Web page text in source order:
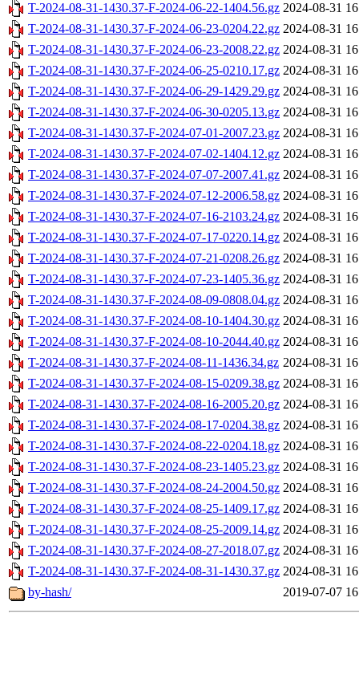
T-2024-08-31-1430.37-F-2024-06-22-1404.56.gz 2024-08-31
T-2024-08-31-1430.37-F-2024-06-23-0204.22.gz 2024-08-31
T-2024-08-31-1430.37-F-2024-06-23-2008.22.gz 2024-08-31
T-2024-08-31-1430.37-F-2024-06-25-0210.17.gz 2024-08-31
T-2024-08-31-1430.37-F-2024-06-29-1429.29.gz 2024-08-31
T-2024-08-31-1430.37-F-2024-06-30-0205.13.gz 2024-08-31
T-2024-08-31-1430.37-F-2024-07-01-2007.23.gz 2024-08-31
T-2024-08-31-1430.37-F-2024-07-02-1404.12.gz 2024-08-31
T-2024-08-31-1430.37-F-2024-07-07-2007.41.gz 2024-08-31
T-2024-08-31-1430.37-F-2024-07-12-2006.58.gz 2024-08-31
T-2024-08-31-1430.37-F-2024-07-16-2103.24.gz 2024-08-31
T-2024-08-31-1430.37-F-2024-07-17-0220.14.gz 2024-08-31
T-2024-08-31-1430.37-F-2024-07-21-0208.26.gz 2024-08-31
T-2024-08-31-1430.37-F-2024-07-23-1405.36.gz 2024-08-31
T-2024-08-31-1430.37-F-2024-08-09-0808.04.gz 2024-08-31
T-2024-08-31-1430.37-F-2024-08-10-1404.30.gz 2024-08-31
T-2024-08-31-1430.37-F-2024-08-10-2044.40.gz 2024-08-31
T-2024-08-31-1430.37-F-2024-08-11-1436.34.gz 2024-08-31
T-2024-08-31-1430.37-F-2024-08-15-0209.38.gz 2024-08-31
T-2024-08-31-1430.37-F-2024-08-16-2005.20.gz 2024-08-31
T-2024-08-31-1430.37-F-2024-08-17-0204.38.gz 2024-08-31
T-2024-08-31-1430.37-F-2024-08-22-0204.18.gz 2024-08-31
T-2024-08-31-1430.37-F-2024-08-23-1405.23.gz 2024-08-31
T-2024-08-31-1430.37-F-2024-08-24-2004.50.gz 2024-08-31
T-2024-08-31-1430.37-F-2024-08-25-1409.17.gz 2024-08-31
T-2024-08-31-1430.37-F-2024-08-25-2009.14.gz 2024-08-31
T-2024-08-31-1430.37-F-2024-08-27-2018.07.gz 2024-08-31
T-2024-08-31-1430.37-F-2024-08-31-1430.37.gz 2024-08-31
by-hash/
2019-07-07